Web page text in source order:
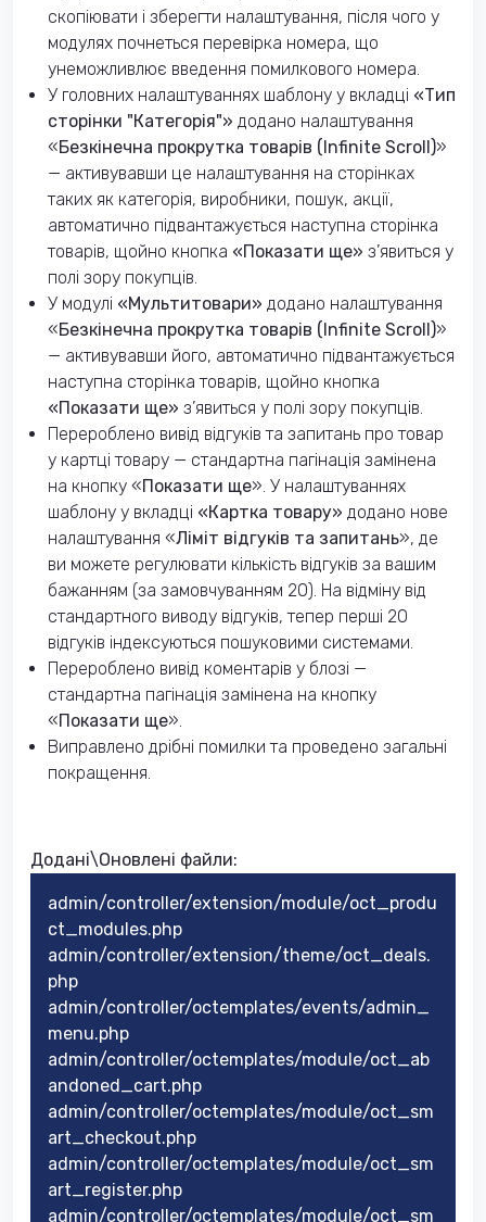
скопіювати і зберегти налаштування, після чого у
модулях почнеться перевірка номера, що
унеможливлює введення помилкового номера.
У головних налаштуваннях шаблону у вкладці «Тип
сторінки "Категорія"» додано налаштування
«Безкінечна прокрутка товарів (Infinite Scroll)»
— активувавши це налаштування на сторінках
таких як категорія, виробники, пошук, акції,
автоматично підвантажується наступна сторінка
товарів, щойно кнопка «Показати ще» з’явиться у
полі зору покупців.
У модулі «Мультитовари» додано налаштування
«Безкінечна прокрутка товарів (Infinite Scroll)»
— активувавши його, автоматично підвантажується
наступна сторінка товарів, щойно кнопка
«Показати ще» з’явиться у полі зору покупців.
Перероблено вивід відгуків та запитань про товар
у картці товару — стандартна пагінація замінена
на кнопку «Показати ще». У налаштуваннях
шаблону у вкладці «Картка товару» додано нове
налаштування «Ліміт відгуків та запитань», де
ви можете регулювати кількість відгуків за вашим
бажанням (за замовчуванням 20). На відміну від
стандартного виводу відгуків, тепер перші 20
відгуків індексуються пошуковими системами.
Перероблено вивід коментарів у блозі —
стандартна пагінація замінена на кнопку
«Показати ще».
Виправлено дрібні помилки та проведено загальні
покращення.
Додані\Оновлені файли:
admin/controller/extension/module/oct_produ
ct_modules.php
admin/controller/extension/theme/oct_deals.
php
admin/controller/octemplates/events/admin_
menu.php
admin/controller/octemplates/module/oct_ab
andoned_cart.php
admin/controller/octemplates/module/oct_sm
art_checkout.php
admin/controller/octemplates/module/oct_sm
art_register.php
admin/controller/octemplates/module/oct_sm